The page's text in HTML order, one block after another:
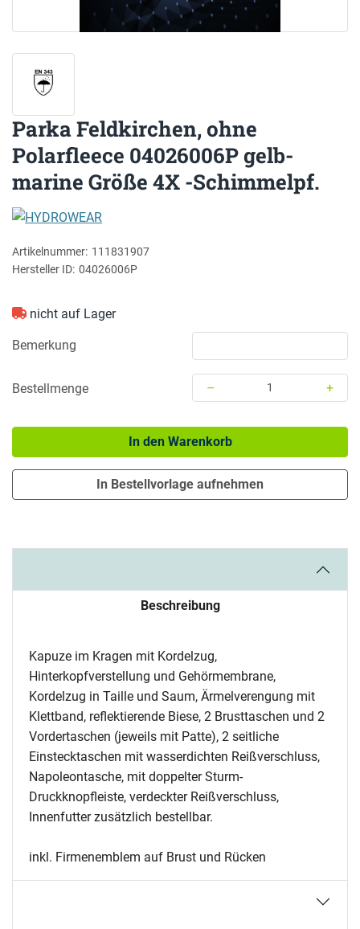
Parka Feldkirchen, ohne
Polarfleece 04026006P gelb-
marine Größe 4X -Schimmelpf.
Artikelnummer: 111831907
Hersteller ID: 04026006P
nicht auf Lager
Bemerkung
Bestellmenge –
+
In den Warenkorb
In Bestellvorlage aufnehmen
Beschreibung
Kapuze im Kragen mit Kordelzug,
Hinterkopfverstellung und Gehörmembrane,
Kordelzug in Taille und Saum, Ärmelverengung mit
Klettband, reflektierende Biese, 2 Brusttaschen und 2
Vordertaschen (jeweils mit Patte), 2 seitliche
Einstecktaschen mit wasserdichten Reißverschluss,
Napoleontasche, mit doppelter Sturm-
Druckknopfleiste, verdeckter Reißverschluss,
Innenfutter zusätzlich bestellbar.
inkl. Firmenemblem auf Brust und Rücken